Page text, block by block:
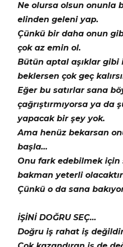
Ne olursa olsun onunla
elinden geleni yap.
Çünkü bir daha onun
çok az emin ol.
Bütün aptal aşıklar gibi
beklersen çok geç
Eğer bu satırlar sana
çağrıştırmıyorsa ya da
yapacak bir şey yok.
Ama henüz bekarsan
başla…
Onu fark edebilmek için
bakman yeterli
Çünkü o da sana
İŞİNİ DOĞRU SEÇ…
Doğru iş rahat iş